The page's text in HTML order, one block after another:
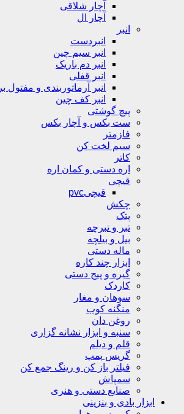
آچار شلاقی
آچار ال
انبر
انبردست
انبر سیم چین
انبر دم باریک
انبر قفلی
انبر آرماتوربندی و مفتول بر
انبر کف چین
پیچ گوشتی
ست بکس و آچار بکس
فازمتر
سیم لخت کن
کاتر
اره دستی و کمان اره
قیچی
قیچیpvc
چکش
پتک
تبر و تبرچه
بیل و بیلچه
ماله دستی
ابزار چند کاره
گیره و پیج دستی
کاردک
سوهان و مغار
منگنه کوب
روغن دان
سنبه و ابزار نشانه گزاری
قلم و دیلم
گریس پمپ
فیلتر باز کن و رینگ جمع کن
سمپاش
صنایع دستی و هنری
ابزار بادی و بنزینی